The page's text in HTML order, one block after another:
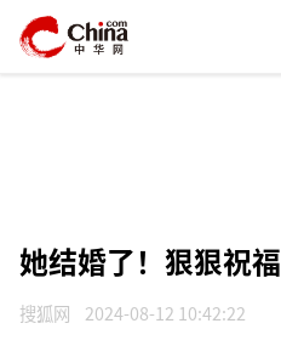
她结婚了！狠狠祝福
搜狐网 2024-08-12 10:42:22